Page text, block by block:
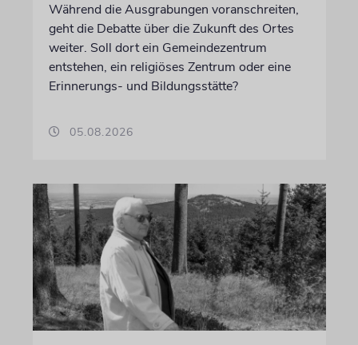
Während die Ausgrabungen voranschreiten,
geht die Debatte über die Zukunft des Ortes
weiter. Soll dort ein Gemeindezentrum
entstehen, ein religiöses Zentrum oder eine
Erinnerungs- und Bildungsstätte?
05.08.2026